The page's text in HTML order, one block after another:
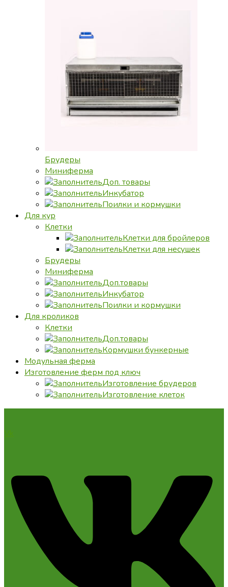
Брудеры
Миниферма
Доп. товары
Инкубатор
Поилки и кормушки
Для кур
Клетки
Клетки для бройлеров
Клетки для несушек
Брудеры
Миниферма
Доп.товары
Инкубатор
Поилки и кормушки
Для кроликов
Клетки
Доп.товары
Кормушки бункерные
Модульная ферма
Изготовление ферм под ключ
Изготовление брудеров
Изготовление клеток
Vk